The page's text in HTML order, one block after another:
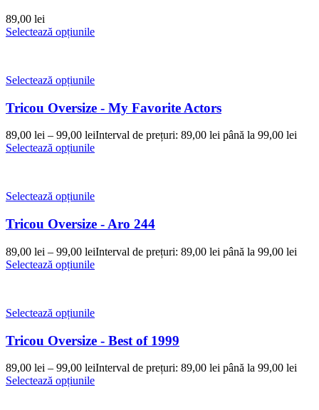
89,00 lei
Selectează opțiunile
Selectează opțiunile
Tricou Oversize - My Favorite Actors
89,00 lei – 99,00 leiInterval de prețuri: 89,00 lei până la 99,00 lei
Selectează opțiunile
Selectează opțiunile
Tricou Oversize - Aro 244
89,00 lei – 99,00 leiInterval de prețuri: 89,00 lei până la 99,00 lei
Selectează opțiunile
Selectează opțiunile
Tricou Oversize - Best of 1999
89,00 lei – 99,00 leiInterval de prețuri: 89,00 lei până la 99,00 lei
Selectează opțiunile